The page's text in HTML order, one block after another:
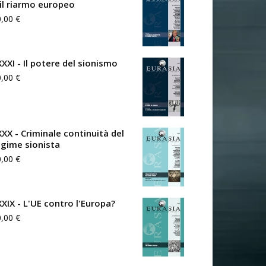
riarmo europeo
€
- Il potere del sionismo
€
- Criminale continuità del
sionista
€
- L'UE contro l'Europa?
€